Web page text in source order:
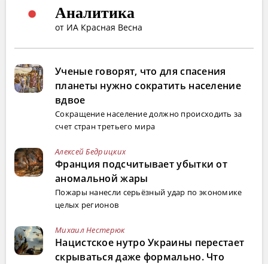
Аналитика
от ИА Красная Весна
Ученые говорят, что для спасения
планеты нужно сократить население
вдвое
Сокращение население должно происходить за
счет стран третьего мира
Алексей Бедрицких
Франция подсчитывает убытки от
аномальной жары
Пожары нанесли серьёзный удар по экономике
целых регионов
Михаил Нестерюк
Нацистское нутро Украины перестает
скрываться даже формально. Что